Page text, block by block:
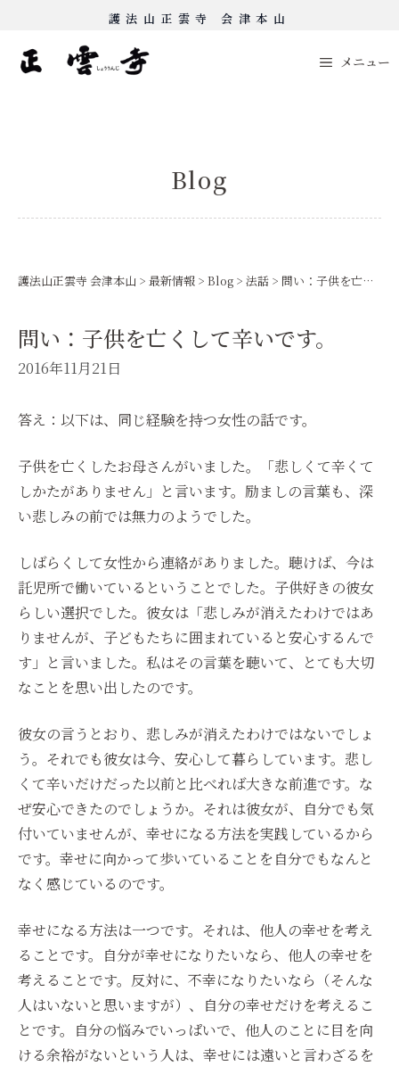
content
護法山正雲寺 会津本山
メニュー
Blog
護法山正雲寺 会津本山 > 最新情報 > Blog > 法話 > 問い：子供を亡くして辛いです。
問い：子供を亡くして辛いです。
2016年11月21日
答え：以下は、同じ経験を持つ女性の話です。
子供を亡くしたお母さんがいました。「悲しくて辛くて
しかたがありません」と言います。励ましの言葉も、深
い悲しみの前では無力のようでした。
しばらくして女性から連絡がありました。聴けば、今は
託児所で働いているということでした。子供好きの彼女
らしい選択でした。彼女は「悲しみが消えたわけではあ
りませんが、子どもたちに囲まれていると安心するんで
す」と言いました。私はその言葉を聴いて、とても大切
なことを思い出したのです。
彼女の言うとおり、悲しみが消えたわけではないでしょ
う。それでも彼女は今、安心して暮らしています。悲し
くて辛いだけだった以前と比べれば大きな前進です。な
ぜ安心できたのでしょうか。それは彼女が、自分でも気
付いていませんが、幸せになる方法を実践しているから
です。幸せに向かって歩いていることを自分でもなんと
なく感じているのです。
幸せになる方法は一つです。それは、他人の幸せを考え
ることです。自分が幸せになりたいなら、他人の幸せを
考えることです。反対に、不幸になりたいなら（そんな
人はいないと思いますが）、自分の幸せだけを考えるこ
とです。自分の悩みでいっぱいで、他人のことに目を向
ける余裕がないという人は、幸せには遠いと言わざるを